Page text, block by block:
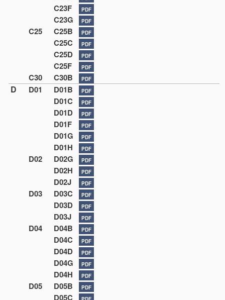
C23F PDF
C23G PDF
C25 C25B PDF
C25C PDF
C25D PDF
C25F PDF
C30 C30B PDF
D D01 D01B PDF
D01C PDF
D01D PDF
D01F PDF
D01G PDF
D01H PDF
D02 D02G PDF
D02H PDF
D02J PDF
D03 D03C PDF
D03D PDF
D03J PDF
D04 D04B PDF
D04C PDF
D04D PDF
D04G PDF
D04H PDF
D05 D05B PDF
D05C